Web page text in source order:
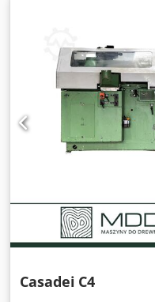
Casadei C4